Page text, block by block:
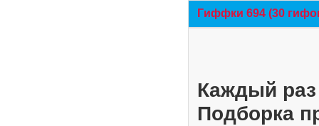
Гиффки 694 (30
Каждый
Подборка